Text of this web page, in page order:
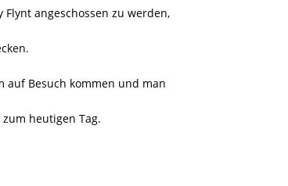
angeschossen zu werden,
auf Besuch kommen und man
heutigen Tag.